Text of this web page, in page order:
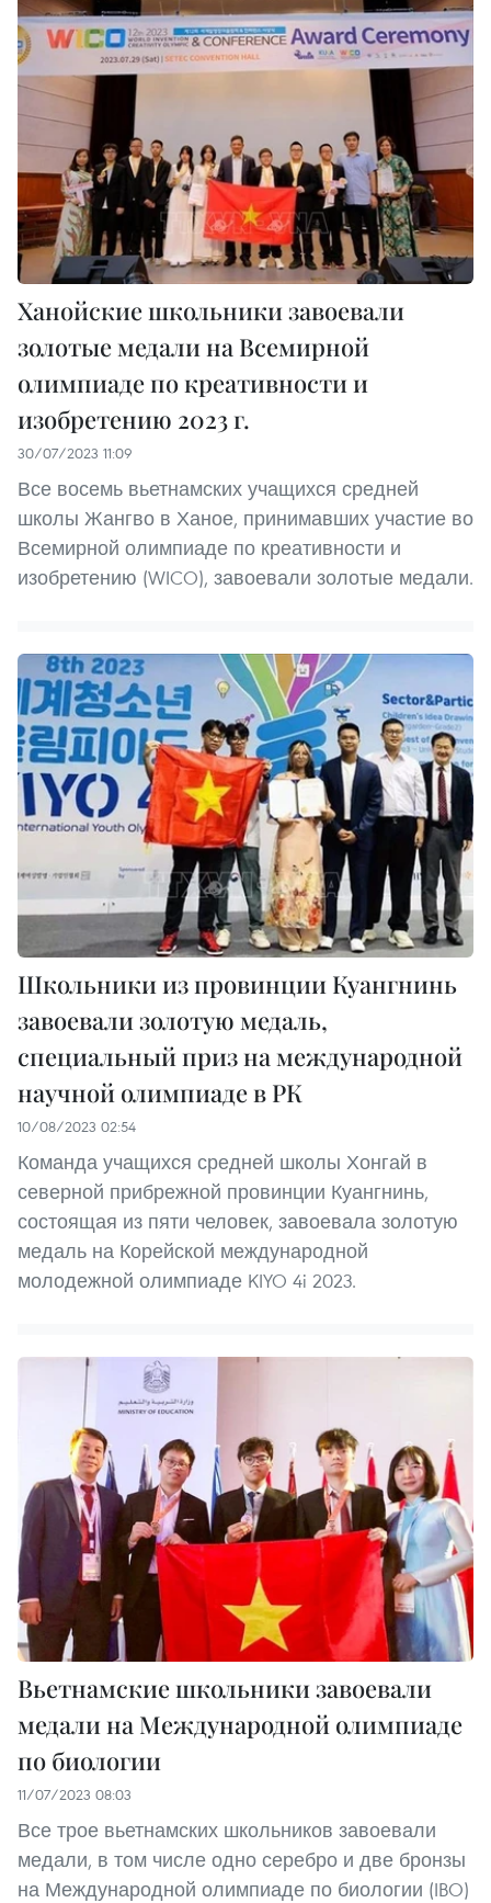
Ханойские школьники завоевали
золотые медали на Всемирной
олимпиаде по креативности и
изобретению 2023 г.
30/07/2023 11:09
Все восемь вьетнамских учащихся средней
школы Жангво в Ханое, принимавших участие во
Всемирной олимпиаде по креативности и
изобретению (WICO), завоевали золотые медали.
Школьники из провинции Куангнинь
завоевали золотую медаль,
специальный приз на международной
научной олимпиаде в РК
10/08/2023 02:54
Команда учащихся средней школы Хонгай в
северной прибрежной провинции Куангнинь,
состоящая из пяти человек, завоевала золотую
медаль на Корейской международной
молодежной олимпиаде KIYO 4i 2023.
Вьетнамские школьники завоевали
медали на Международной олимпиаде
по биологии
11/07/2023 08:03
Все трое вьетнамских школьников завоевали
медали, в том числе одно серебро и две бронзы
на Международной олимпиаде по биологии (IBO)